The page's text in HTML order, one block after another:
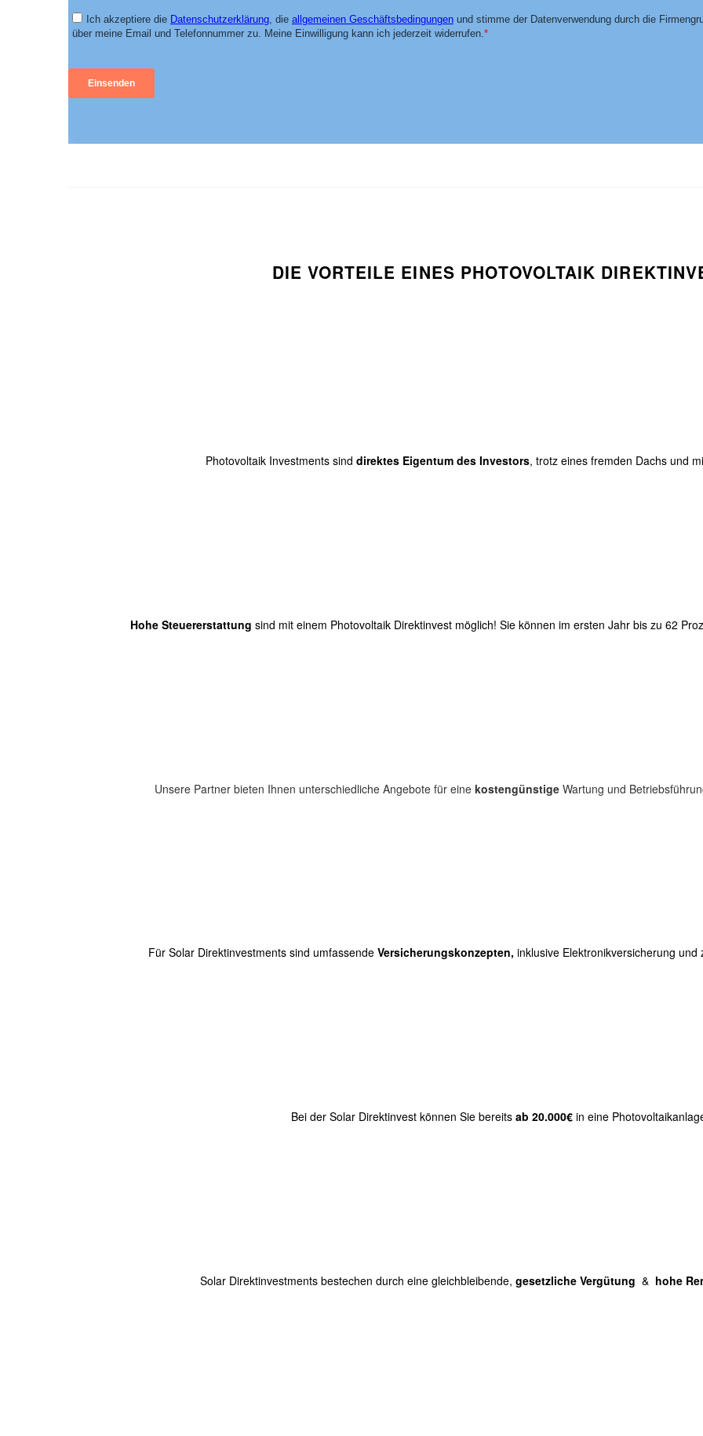
DIE VORTEILE EINES PHOTOVOLTAIK
Photovoltaik Investments sind direktes Eigentum des Investors, trotz eines fremden Dachs und
Hohe Steuererstattung sind mit einem Photovoltaik Direktinvest möglich! Sie können im ersten Jahr bis zu 62
Unsere Partner bieten Ihnen unterschiedliche Angebote für eine kostengünstige Wartung und
Für Solar Direktinvestments sind umfassende Versicherungskonzepten, inklusive Elektronikversicherung
Bei der Solar Direktinvest können Sie bereits ab 20.000€ in eine
Solar Direktinvestments bestechen durch eine gleichbleibende, gesetzliche Vergütung & hohe